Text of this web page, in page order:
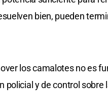
bien, pueden
los camalotes no es
policial y de control sobre